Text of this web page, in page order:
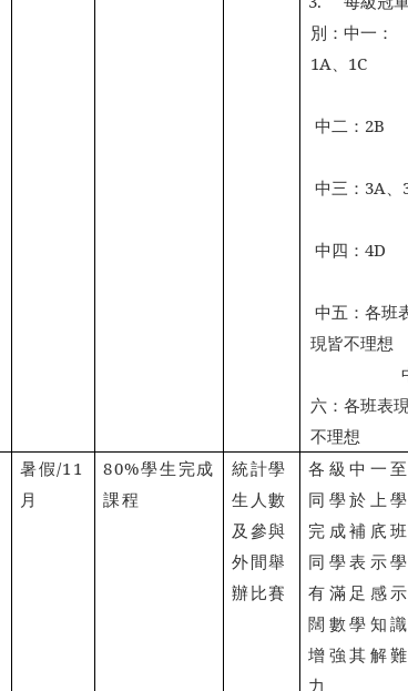
別：中一：
1A、 1C
中二： 2B
中三： 3A、
中四：4D
中五：各班
現皆不理想
六：各班表
不理想
暑假/11
月
80%學生完成
課程
統計學
生人數
及參與
外間舉
辦比賽
各級中一
同學於上
完成補㡳班
同學表示
有滿足感
闊數學知
增強其解
力